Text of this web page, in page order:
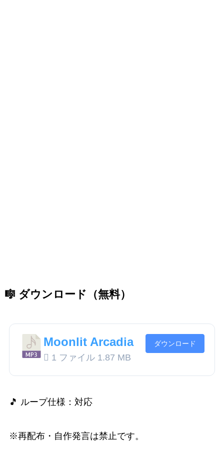
🎼 ダウンロード（無料）
Moonlit Arcadia
1 ファイル 1.87 MB
ダウンロード
🎵 ループ仕様：対応
※再配布・自作発言は禁止です。